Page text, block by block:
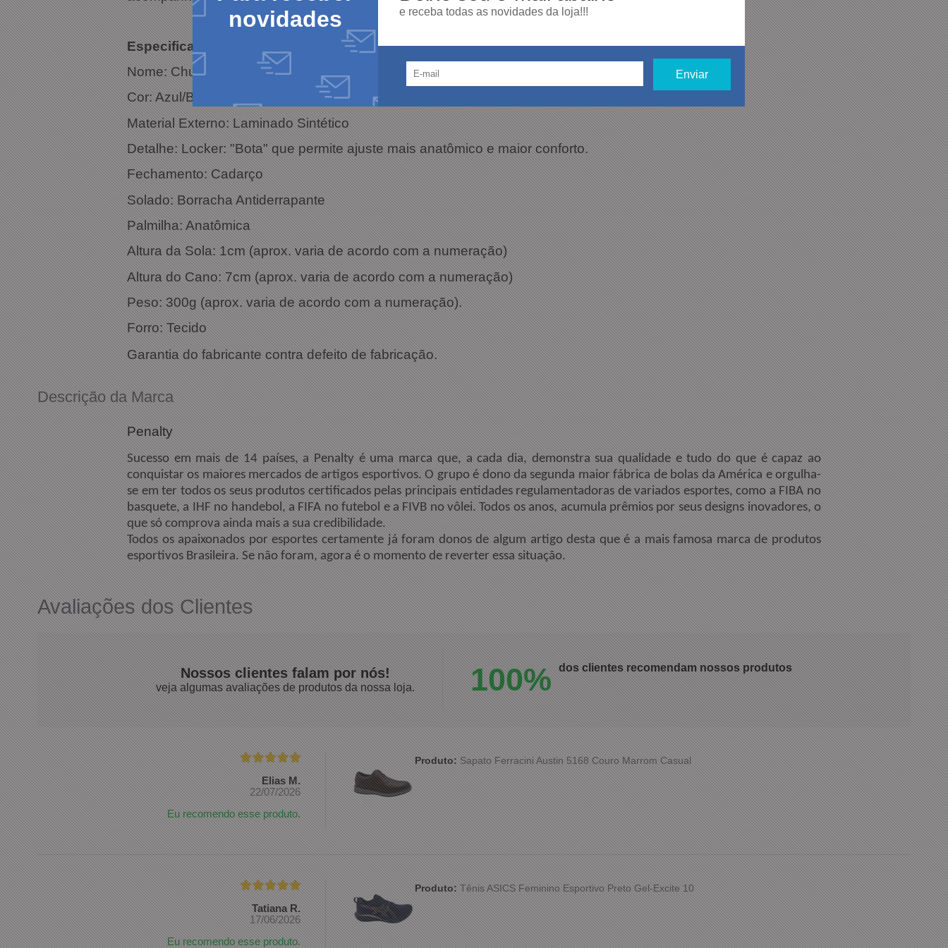
novidades
e receba todas as novidades da loja!!!
Especificações Técnicas:
Nome: Chuteira Futsal Penalty S11 Locker IX
Cor: Azul/Branco
Material Externo: Laminado Sintético
Detalhe:Locker: "Bota" que permite ajuste mais anatômico e maior conforto.
Fechamento: Cadarço
Solado: Borracha Antiderrapante
Palmilha: Anatômica
Altura da Sola: 1cm (aprox. varia de acordo com a numeração)
Altura do Cano: 7cm (aprox. varia de acordo com a numeração)
Peso: 300g (aprox. varia de acordo com a numeração).
Forro: Tecido
Garantia do fabricante contra defeito de fabricação.
Descrição da Marca
Penalty
Sucesso em mais de 14 países, a Penalty é uma marca que, a cada dia, demonstra sua qualidade e tudo do que é capaz ao
conquistar os maiores mercados de artigos esportivos. O grupo é dono da segunda maior fábrica de bolas da América e orgulha-
se em ter todos os seus produtos certificados pelas principais entidades regulamentadoras de variados esportes, como a FIBA no
basquete, a IHF no handebol, a FIFA no futebol e a FIVB no vôlei. Todos os anos, acumula prêmios por seus designs inovadores, o
que só comprova ainda mais a sua credibilidade.
Todos os apaixonados por esportes certamente já foram donos de algum artigo desta que é a mais famosa marca de produtos
esportivos Brasileira. Se não foram, agora é o momento de reverter essa situação.
Avaliações dos Clientes
Nossos clientes falam por nós!
veja algumas avaliações de produtos da nossa loja. 100% dos clientes recomendam nossos produtos
Elias M.
22/07/2026
Eu recomendo esse produto.
Produto:Sapato Ferracini Austin 5168 Couro Marrom Casual
Tatiana R.
17/06/2026
Eu recomendo esse produto.
Produto:Tênis ASICS Feminino Esportivo Preto Gel-Excite 10